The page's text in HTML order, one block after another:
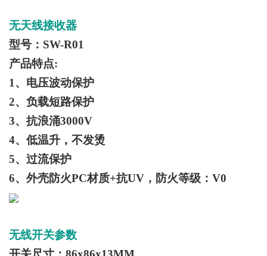
无天线接收器
型号：SW-R01
产品特点:
1、电压波动保护
2、负载短路保护
3、抗浪涌3000V
4、低温升，不发烫
5、过流保护
6、外壳防火PC材质+抗UV，防火等级：V0
无线开关参数